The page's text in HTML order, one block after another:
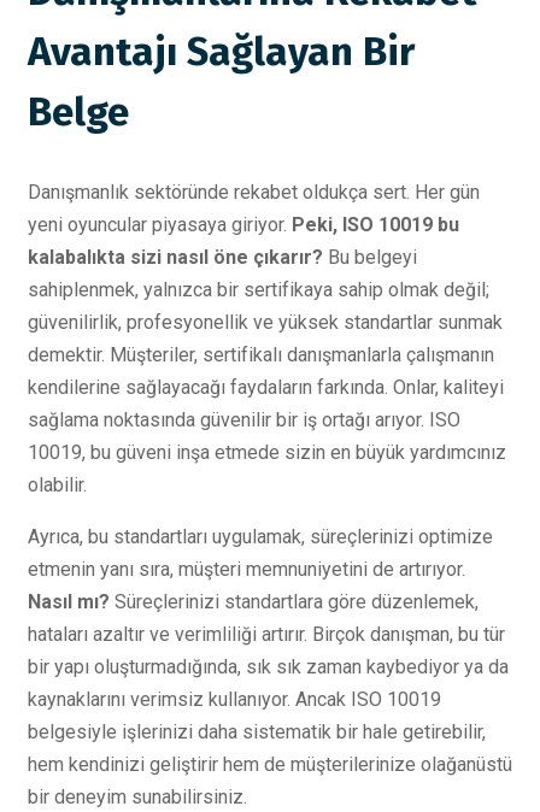
Avantajı Sağlayan Bir
Belge
Danışmanlık sektöründe rekabet oldukça sert. Her gün
yeni oyuncular piyasaya giriyor. Peki, ISO 10019 bu
kalabalıkta sizi nasıl öne çıkarır? Bu belgeyi
sahiplenmek, yalnızca bir sertifikaya sahip olmak değil;
güvenilirlik, profesyonellik ve yüksek standartlar sunmak
demektir. Müşteriler, sertifikalı danışmanlarla çalışmanın
kendilerine sağlayacağı faydaların farkında. Onlar, kaliteyi
sağlama noktasında güvenilir bir iş ortağı arıyor. ISO
10019, bu güveni inşa etmede sizin en büyük yardımcınız
olabilir.
Ayrıca, bu standartları uygulamak, süreçlerinizi optimize
etmenin yanı sıra, müşteri memnuniyetini de artırıyor.
Nasıl mı? Süreçlerinizi standartlara göre düzenlemek,
hataları azaltır ve verimliliği artırır. Birçok danışman, bu tür
bir yapı oluşturmadığında, sık sık zaman kaybediyor ya da
kaynaklarını verimsiz kullanıyor. Ancak ISO 10019
belgesiyle işlerinizi daha sistematik bir hale getirebilir,
hem kendinizi geliştirir hem de müşterilerinize olağanüstü
bir deneyim sunabilirsiniz.